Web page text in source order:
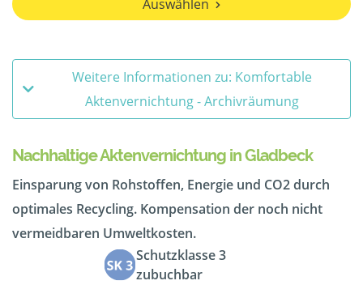
Auswählen
Weitere Informationen zu: Komfortable
Aktenvernichtung - Archivräumung
Nachhaltige Aktenvernichtung in Gladbeck
Einsparung von Rohstoffen, Energie und CO2 durch
optimales Recycling. Kompensation der noch nicht
vermeidbaren Umweltkosten.
Schutzklasse 3
zubuchbar